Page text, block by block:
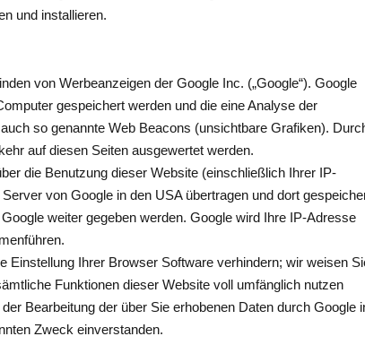
und installieren.
von Werbeanzeigen der Google Inc. („Google“). Google
gespeichert werden und die eine Analyse der
so genannte Web Beacons (unsichtbare Grafiken).
auf diesen Seiten ausgewertet werden.
die Benutzung dieser Website (einschließlich Ihrer IP-
von Google in den USA übertragen und dort
weiter gegeben werden. Google wird Ihre IP-Adresse
Einstellung Ihrer Browser Software verhindern; wir weisen
Funktionen dieser Website voll umfänglich nutzen
Bearbeitung der über Sie erhobenen Daten durch Google
Zweck einverstanden.